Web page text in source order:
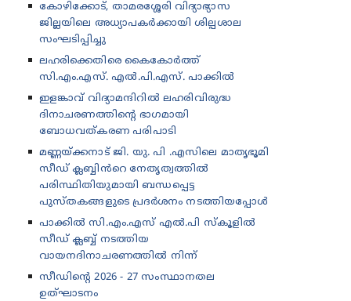
കോഴിക്കോട്, താമരശ്ശേരി വിദ്യാഭ്യാസ
ജില്ലയിലെ അധ്യാപകർക്കായി ശില്പശാല
സംഘടിപ്പിച്ചു
ലഹരിക്കെതിരെ കൈകോർത്ത്
സി.എം.എസ്. എൽ.പി.എസ്. പാക്കിൽ
ഇളങ്കാവ് വിദ്യാമന്ദിറിൽ ലഹരിവിരുദ്ധ
ദിനാചരണത്തിന്റെ ഭാഗമായി
ബോധവത്കരണ പരിപാടി
മണ്ണയ്ക്കനാട് ജി. യു. പി .എസിലെ മാതൃഭൂമി
സീഡ് ക്ലബ്ബിൻറെ നേതൃത്വത്തിൽ
പരിസ്ഥിതിയുമായി ബന്ധപ്പെട്ട
പുസ്തകങ്ങളുടെ പ്രദർശനം നടത്തിയപ്പോൾ
പാക്കിൽ സി.എം.എസ് എൽ.പി സ്കൂളിൽ
സീഡ് ക്ലബ്ബ് നടത്തിയ
വായനദിനാചരണത്തിൽ നിന്ന്
സീഡിന്റെ 2026 - 27 സംസ്ഥാനതല
ഉത്‌ഘാടനം